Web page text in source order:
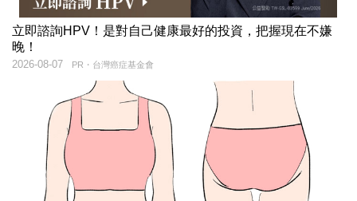
立即諮詢HPV！是對自己健康最好的投資，把握現在不嫌
晚！
PR・台灣癌症基金會
2026-08-07